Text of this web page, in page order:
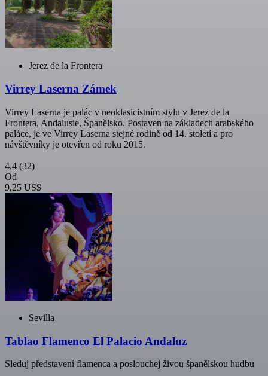
Jerez de la Frontera
Virrey Laserna Zámek
Virrey Laserna je palác v neoklasicistním stylu v Jerez de la
Frontera, Andalusie, Španělsko. Postaven na základech arabského
paláce, je ve Virrey Laserna stejné rodině od 14. století a pro
návštěvníky je otevřen od roku 2015.
4,4 (32)
Od
9,25 US$
Sevilla
Tablao Flamenco El Palacio Andaluz
Sleduj představení flamenca a poslouchej živou španělskou hudbu